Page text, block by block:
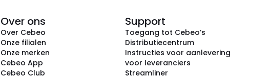
Over ons
Over Cebeo
Onze filialen
Onze merken
Cebeo App
Cebeo Club
Support
Toegang tot Cebeo’s
Distributiecentrum
Instructies voor aanlevering
voor leveranciers
Streamliner